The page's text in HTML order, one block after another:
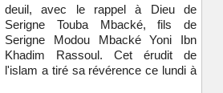
deuil, avec le rappel à Dieu de
Serigne Touba Mbacké, fils de
Serigne Modou Mbacké Yoni Ibn
Khadim Rassoul. Cet érudit de
l'islam a tiré sa révérence ce lundi à